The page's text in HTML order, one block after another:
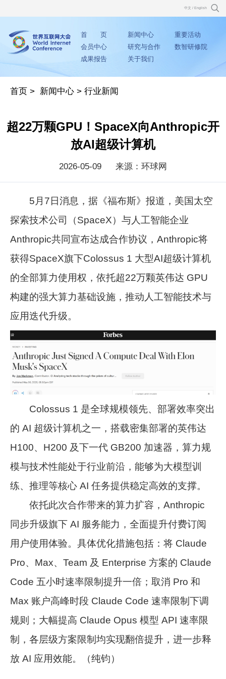
中文 / English
首 页 新闻中心
重要活动
会员中心
研究与合作
数智研修院
成果报告
关于我们
首页 > 新闻中心 >行业新闻
超22万颗GPU！SpaceX向Anthropic开
放AI超级计算机
2026-05-09 来源：环球网
5月7日消息，据《福布斯》报道，美国太空
探索技术公司（SpaceX）与人工智能企业
Anthropic共同宣布达成合作协议，Anthropic将
获得SpaceX旗下Colossus 1 大型AI超级计算机
的全部算力使用权，依托超22万颗英伟达 GPU
构建的强大算力基础设施，推动人工智能技术与
应用迭代升级。
Colossus 1 是全球规模领先、部署效率突出
的 AI 超级计算机之一，搭载密集部署的英伟达
H100、H200 及下一代 GB200 加速器，算力规
模与技术性能处于行业前沿，能够为大模型训
练、推理等核心 AI 任务提供稳定高效的支撑。
依托此次合作带来的算力扩容，Anthropic
同步升级旗下 AI 服务能力，全面提升付费订阅
用户使用体验。具体优化措施包括：将 Claude
Pro、Max、Team 及 Enterprise 方案的 Claude
Code 五小时速率限制提升一倍；取消 Pro 和
Max 账户高峰时段 Claude Code 速率限制下调
规则；大幅提高 Claude Opus 模型 API 速率限
制，各层级方案限制均实现翻倍提升，进一步释
放 AI 应用效能。（纯钧）